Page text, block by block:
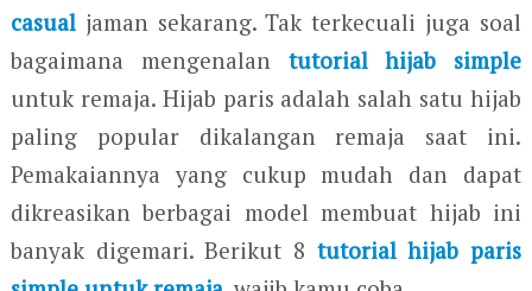
casualjaman sekarang. Tak terkecuali juga soal
bagaimana mengenalan tutorial hijab simple
untuk remaja. Hijab paris adalah salah satu hijab
paling popular dikalangan remaja saat ini.
Pemakaiannya yang cukup mudah dan dapat
dikreasikan berbagai model membuat hijab ini
banyak digemari. Berikut 8 tutorial hijab paris